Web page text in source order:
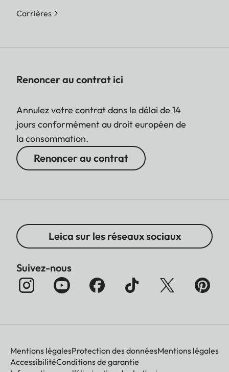
Carrières
Renoncer au contrat ici
Annulez votre contrat dans le délai de 14
jours conformément au droit européen de
la consommation.
Renoncer au contrat
Leica sur les réseaux sociaux
Suivez-nous
Mentions légalesProtection des donnéesMentions légales
AccessibilitéConditions de garantie